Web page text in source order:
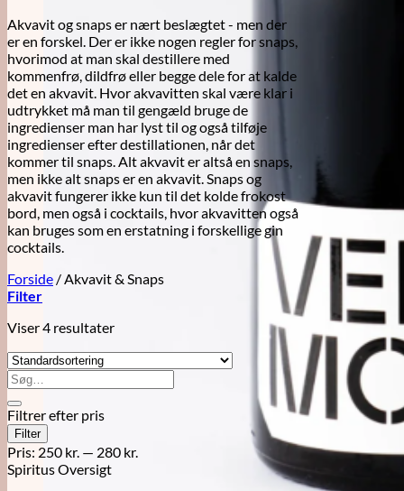
Akvavit og snaps er nært beslægtet - men der
er en forskel. Der er ikke nogen regler for snaps,
hvorimod at man skal destillere med
kommenfrø, dildfrø eller begge dele for at kalde
det en akvavit. Hvor akvavitten skal være klar i
udtrykket må man til gengæld bruge de
ingredienser man har lyst til og også tilføje
ingredienser efter destillationen, når det
kommer til snaps. Alt akvavit er altså en snaps,
men ikke alt snaps er en akvavit. Snaps og
akvavit fungerer ikke kun til det kolde frokost
bord, men også i cocktails, hvor akvavitten også
kan bruges som en erstatning i forskellige gin
cocktails.
Forside /Akvavit & Snaps
Filter
Viser 4 resultater
Søg
efter:
Filtrer efter pris
Mindste
pris
Højeste
pris
Filter
Pris: 250 kr. — 280 kr.
Spiritus Oversigt